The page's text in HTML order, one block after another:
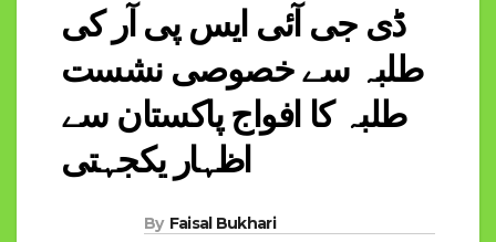
ڈی جی آئی ایس پی آر کی
طلبہ سے خصوصی نشست
طلبہ کا افواج پاکستان سے
اظہار یکجہتی
By Faisal Bukhari